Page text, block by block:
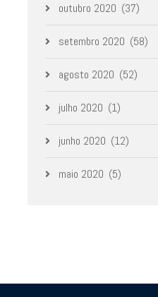
outubro 2020 (37)
setembro 2020 (58)
agosto 2020 (52)
julho 2020 (1)
junho 2020 (12)
maio 2020 (5)